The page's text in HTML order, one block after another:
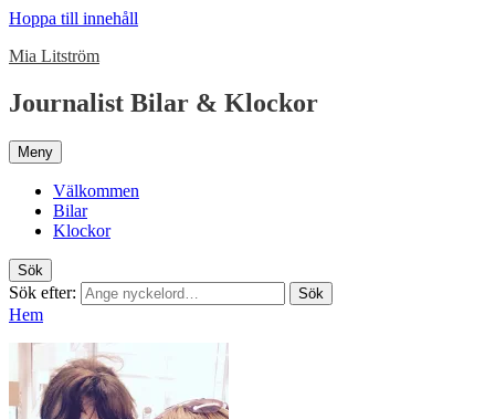
Hoppa till innehåll
Mia Litström
Journalist Bilar & Klockor
Meny
Välkommen
Bilar
Klockor
Sök
Sök efter: Sök
Hem